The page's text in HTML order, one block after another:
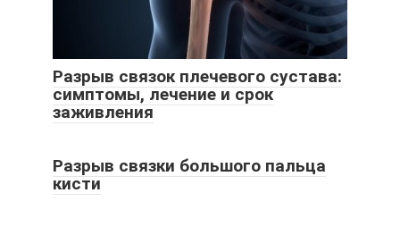
Разрыв связок плечевого сустава:
симптомы, лечение и срок
заживления
Разрыв связки большого пальца
кисти